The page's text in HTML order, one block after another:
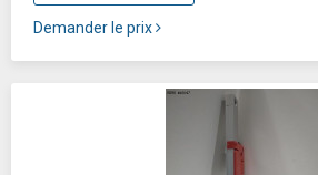
Demander le prix